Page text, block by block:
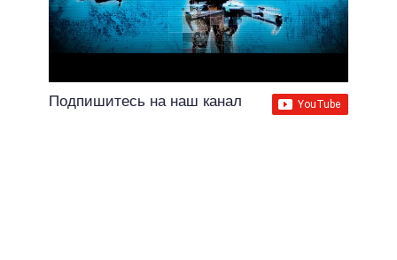
Подпишитесь на наш канал